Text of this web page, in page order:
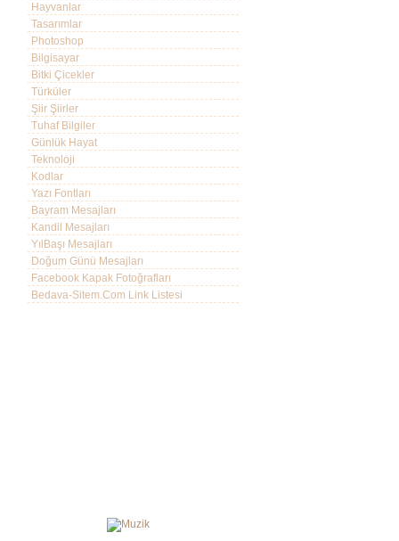
Hayvanlar
Tasarımlar
Photoshop
Bilgisayar
Bitki Çicekler
Türküler
Şiir Şiirler
Tuhaf Bilgiler
Günlük Hayat
Teknoloji
Kodlar
Yazı Fontları
Bayram Mesajları
Kandil Mesajları
YılBaşı Mesajları
Doğum Günü Mesajları
Facebook Kapak Fotoğrafları
Bedava-Sitem.Com Link Listesi